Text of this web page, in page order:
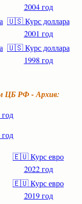
2004 год
🇺🇸 Курс доллара
2001 год
🇺🇸 Курс доллара
1998 год
ЦБ РФ - Архив:
🇪🇺 Курс евро
2022 год
🇪🇺 Курс евро
2019 год